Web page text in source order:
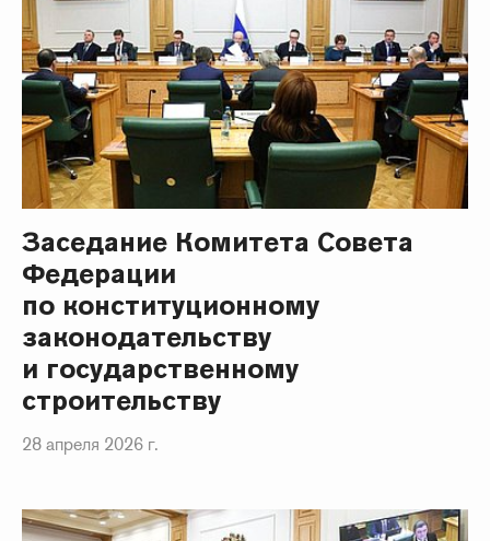
Заседание Комитета Совета
Федерации
по конституционному
законодательству
и государственному
строительству
28 апреля 2026 г.